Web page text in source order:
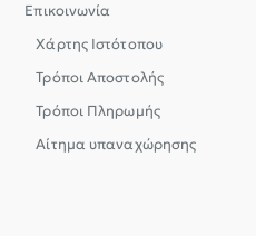
Επικοινωνία
Χάρτης Ιστότοπου
Τρόποι Αποστολής
Τρόποι Πληρωμής
Αίτημα υπαναχώρησης